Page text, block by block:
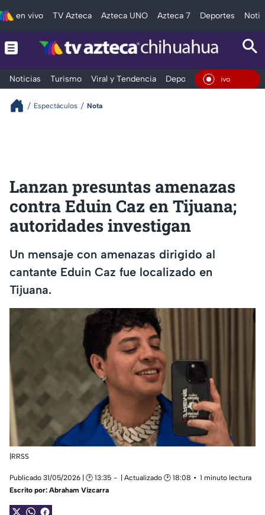
en vivo TV Azteca Azteca UNO Azteca 7 Deportes
Noticias Turismo Viral y Tendencia Deportes Espectáculos
En
Espectáculos Nota
Lanzan presuntas amenazas
contra Eduin Caz en Tijuana;
autoridades investigan
Un mensaje con amenazas dirigido al
cantante Eduin Caz fue localizado en
Tijuana.
|RRSS
Publicado 31/05/2026 | 🕑 13:35 | Actualizado 🕑 18:08
1 minuto lectura
Escrito por: Abraham Vizcarra